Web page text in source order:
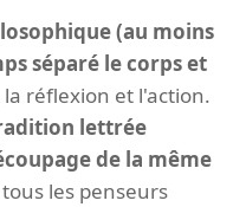
(au moins
séparé le corps et
réflexion et l'action.
lettrée
de la même
les penseurs